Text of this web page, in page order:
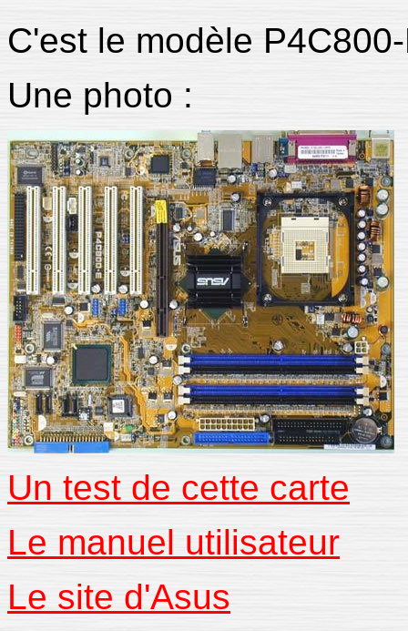
C'est le modèle
Une photo :
Un test de cette carte
Le manuel utilisateur
Le site d'Asus